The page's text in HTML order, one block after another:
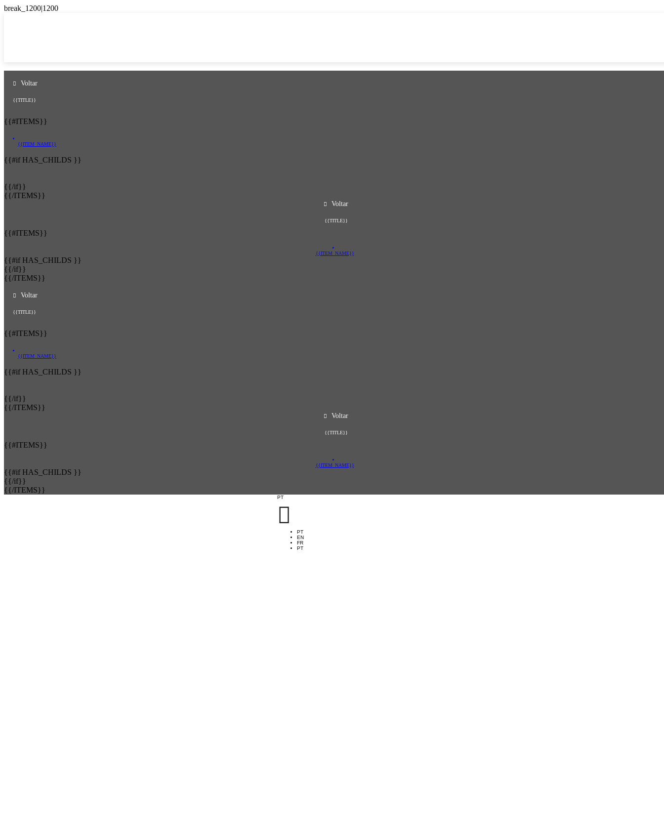
Voltar
{{TITLE}}
{{#ITEMS}}
{{ITEM_NAME}}
{{#if HAS_CHILDS }}
{{/if}}
{{/ITEMS}}
Voltar
{{TITLE}}
{{#ITEMS}}
{{ITEM_NAME}}
{{#if HAS_CHILDS }}
{{/if}}
{{/ITEMS}}
Voltar
{{TITLE}}
{{#ITEMS}}
{{ITEM_NAME}}
{{#if HAS_CHILDS }}
{{/if}}
{{/ITEMS}}
Voltar
{{TITLE}}
{{#ITEMS}}
{{ITEM_NAME}}
{{#if HAS_CHILDS }}
{{/if}}
{{/ITEMS}}
PT

PT
EN
FR
PT